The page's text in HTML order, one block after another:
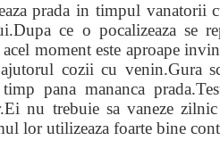
prada in timpul vanatorii
ce o pocalizeaza se
moment este aproape
cozii cu venin.Gura
pana mananca
nu trebuie sa vaneze
lor utilizeaza foarte bine